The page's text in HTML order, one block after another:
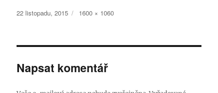
Publikováno:
22 listopadu, 2015
Původní
1600 × 1060
Napsat komentář